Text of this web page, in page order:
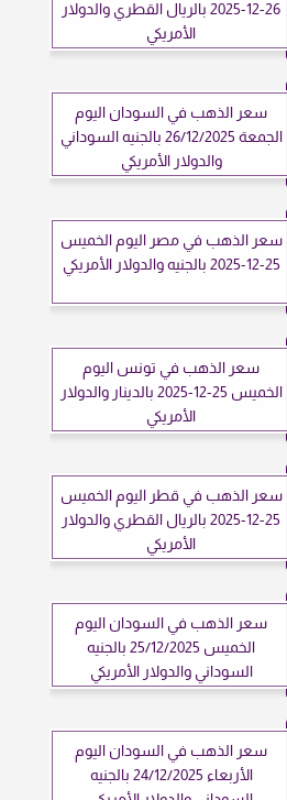
26-12-2025 بالريال القطري والدولار
الأمريكي
سعر الذهب في السودان اليوم
الجمعة 26/12/2025 بالجنيه السوداني
والدولار الأمريكي
سعر الذهب في مصر اليوم الخميس
25-12-2025 بالجنيه والدولار الأمريكي
سعر الذهب في تونس اليوم
الخميس 25-12-2025 بالدينار والدولار
الأمريكي
سعر الذهب في قطر اليوم الخميس
25-12-2025 بالريال القطري والدولار
الأمريكي
سعر الذهب في السودان اليوم
الخميس 25/12/2025 بالجنيه
السوداني والدولار الأمريكي
سعر الذهب في السودان اليوم
الأربعاء 24/12/2025 بالجنيه